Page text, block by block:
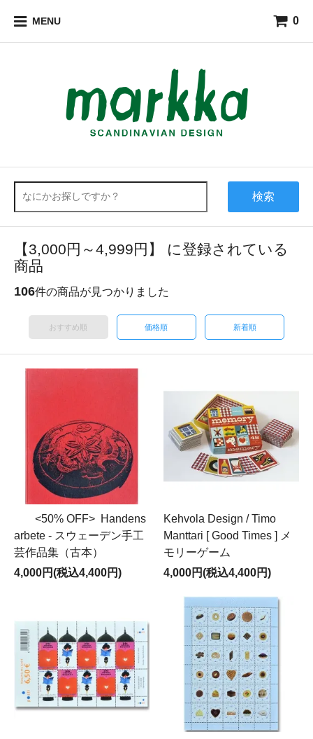
MENU 0
検索
【3,000円～4,999円】 に登録されている
商品
106件の商品が見つかりました
おすすめ順 価格順 新着順
<50% OFF> Handens
arbete - スウェーデン手工
芸作品集（古本）
4,000円(税込4,400円)
Kehvola Design / Timo
Manttari [ Good Times ] メ
モリーゲーム
4,000円(税込4,400円)